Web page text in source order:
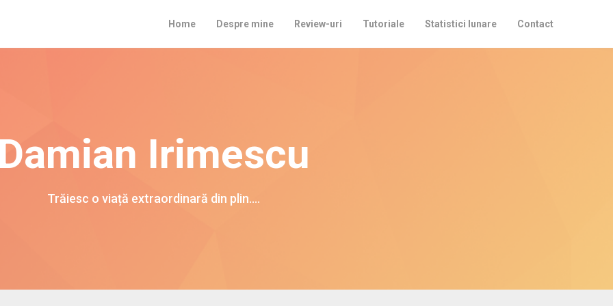
Home Despre mine Review-uri Tutoriale Statistici lunare Contact
Damian Irimescu
Trăiesc o viață extraordinară din plin….